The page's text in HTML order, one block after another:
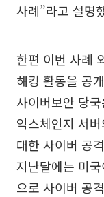
사례”라고 설명
한편 이번 사례
해킹 활동을 공
사이버보안 당
익스체인지 서
대한 사이버 공
지난달에는 미
으로 사이버 공